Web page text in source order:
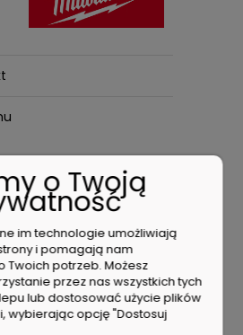
nastawne 200mm
i trzymania przedmiotów
zapewnia szybki i pewny
o Twoją
im technologie umożliwiają
i pomagają nam
potrzeb. Możesz
przez nas wszystkich tych
lub dostosować użycie plików
wybierając opcję "Dostosuj